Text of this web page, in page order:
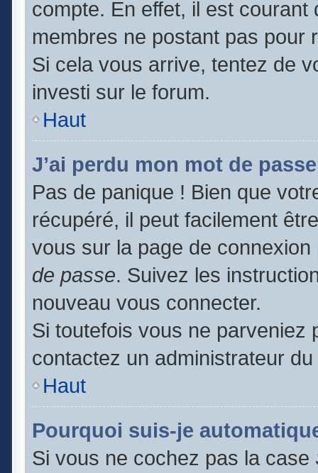
compte. En effet, il est
membres ne postant pas pour
Si cela vous arrive, tentez de
investi sur le forum.
Haut
J’ai perdu mon mot de
Pas de panique ! Bien que
récupéré, il peut facilement
vous sur la page de
de passe. Suivez les
nouveau vous connecter.
Si toutefois vous ne parveniez
contactez un administrateur
Haut
Pourquoi suis-je
Si vous ne cochez pas la case